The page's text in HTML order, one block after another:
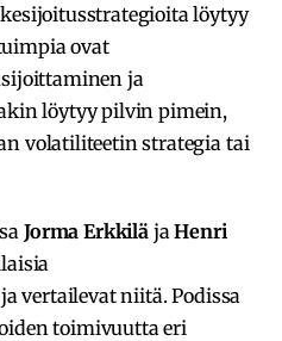
löytyy
ovat
ja
löytyy pilvin pimein,
volatiliteetin strategia tai
Jorma Erkkilä jaHenri
vertailevat niitä. Podissa
toimivuutta eri